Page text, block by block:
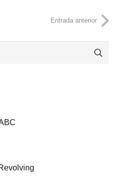
Entrada anterior